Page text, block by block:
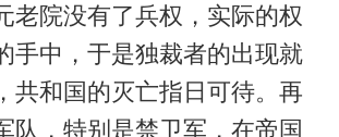
老院没有了兵权，实际的权
手中，于是独裁者的出现就
共和国的灭亡指日可待。再
队，特别是禁卫军，在帝国